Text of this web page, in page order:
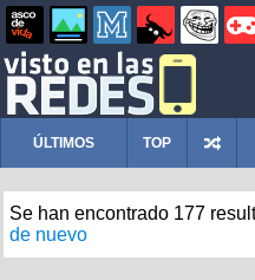
ÚLTIMOS TOP
Se han encontrado 177
de nuevo